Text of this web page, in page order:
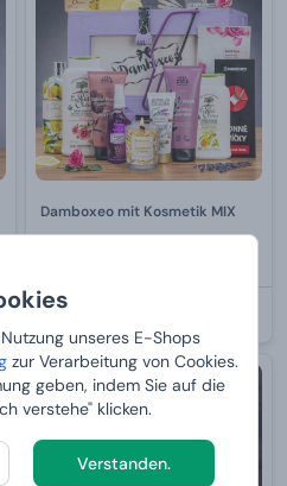
unseres E-Shops
zur Verarbeitung von Cookies.
geben, indem Sie auf die
verstehe" klicken.
Verstanden.
Damboxeo mit Kosmetik MIX
-10 %